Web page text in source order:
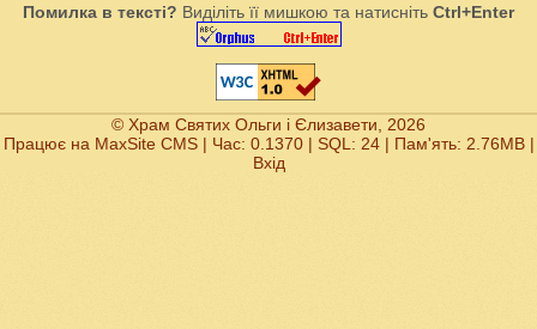
Помилка в тексті? Виділіть її мишкою та натисніть Ctrl+Enter
© Храм Святих Ольги і Єлизавети, 2026
Працює на MaxSite CMS| Час: 0.1370 | SQL: 24 | Пам'ять: 2.76MB|
Вхід